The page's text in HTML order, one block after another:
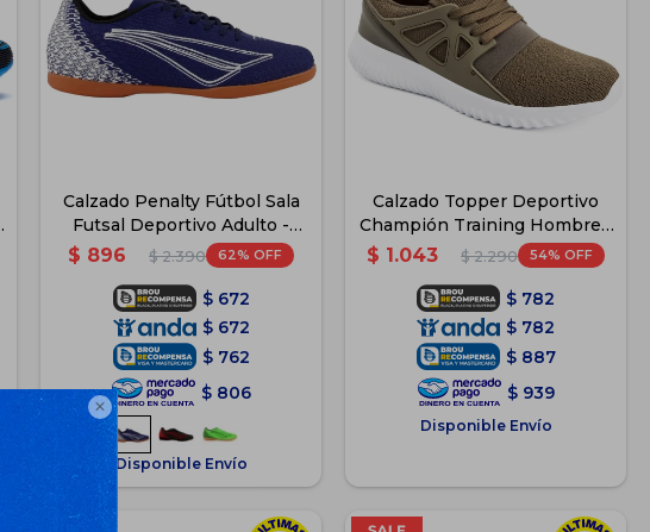

Calzado Penalty Fútbol Sala
Futsal Deportivo Adulto -
Azul
$ 896 $ 2.390 62
$ 672
$ 672
$ 762
$ 806
Disponible Envío
Calzado Topper Deportivo
Champión Training Hombre -
Verde-Naranja
$ 1.043 $ 2.290 54
$ 782
$ 782
$ 887
$ 939
Disponible Envío